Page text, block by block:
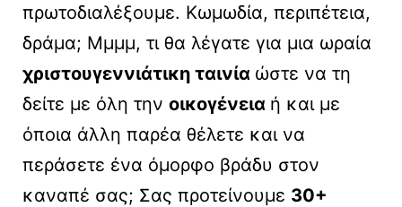
πρωτοδιαλέξουμε. Κωμωδία, περιπέτεια,
δράμα; Μμμμ, τι θα λέγατε για μια ωραία
χριστουγεννιάτικη ταινία ώστε να τη
δείτε με όλη την οικογένεια ή και με
όποια άλλη παρέα θέλετε και να
περάσετε ένα όμορφο βράδυ στον
καναπέ σας; Σας προτείνουμε 30+